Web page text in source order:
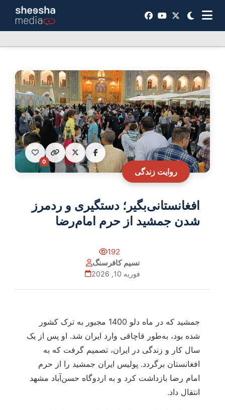
روایت زندگی
0
افغانستانی‌بگیر؛ دستگیری و ردمرز
شدن جمشید از حرم امام‌رضا
192
نسیم کافرسنگ
فوریه 10, 2026
جمشید که در ماه دلو 1400 مجبور به ترک کشور
شده بود، به‌طور قاچاقی وارد ایران شد. او پس از یک
سال کار و زندگی در ایران، تصمیم گرفت که به
افغانستان برگردد. پولیس ایران جمشید را از حرم
امام رضا بازداشت کرد و به اردوگاه حسن‌آباد مشهد
انتقال داد.